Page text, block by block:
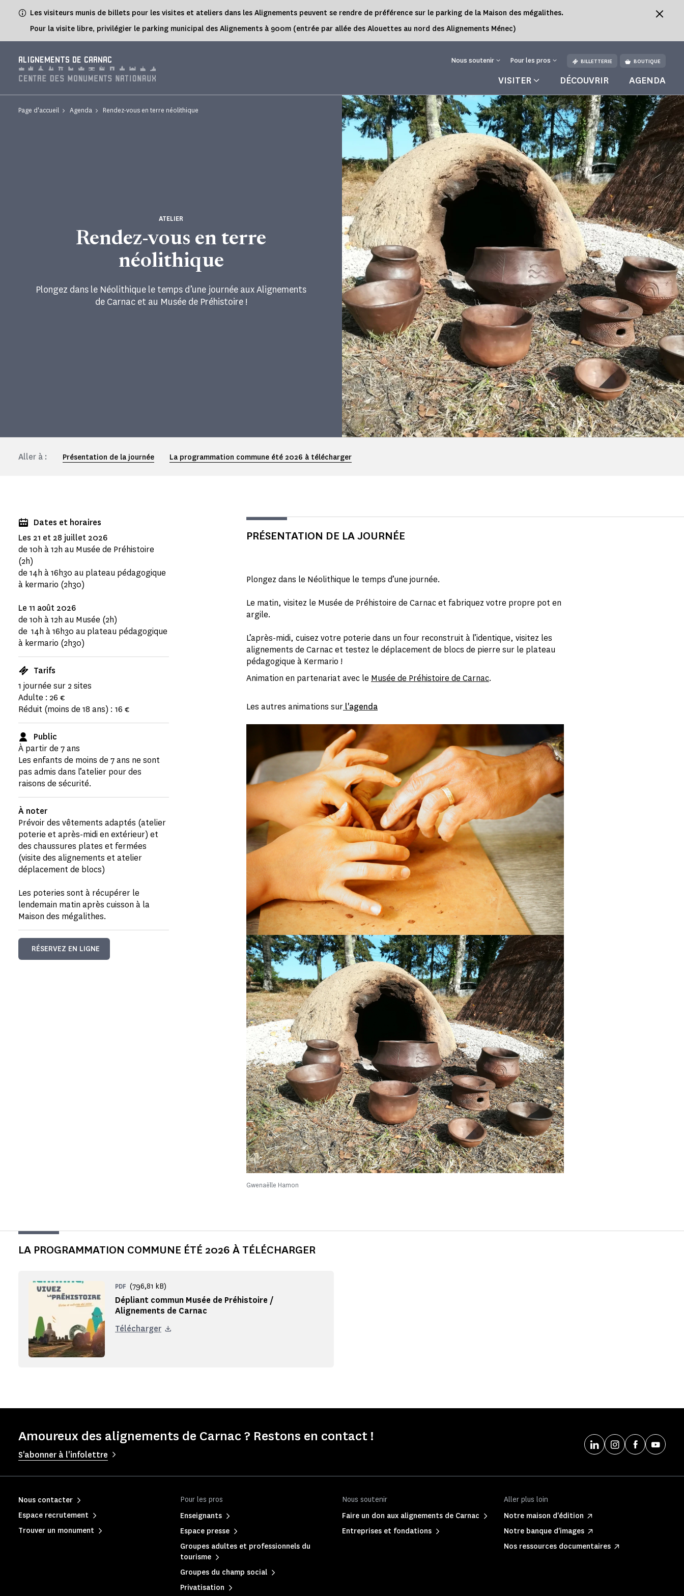
Les visiteurs munis de billets pour les visites et ateliers dans les Alignements peuvent se rendre de préférence sur le parking de la Maison des mégalithes.
Pour la visite libre, privilégier le parking municipal des Alignements à 900m (entrée par allée des Alouettes au nord des Alignements Ménec)
ALIGNEMENTS DE CARNAC Nous soutenir Pour les pros BILLETTERIE BOUTIQUE
VISITER DÉCOUVRIR AGENDA
Page d'accueil Agenda Rendez-vous en terre néolithique
Rendez-vous en terre
néolithique
ATELIER
Plongez dans le Néolithique le temps d’une journée aux Alignements
de Carnac et au Musée de Préhistoire !
Aller à : Présentation de la journée La programmation commune été 2026 à télécharger
Dates et horaires
Les 21 et 28 juillet 2026
de 10h à 12h au Musée de Préhistoire
(2h)
de 14h à 16h30 au plateau pédagogique
à kermario (2h30)
Le 11 août 2026
de 10h à 12h au Musée (2h)
de 14h à 16h30 au plateau pédagogique
à kermario (2h30)
Tarifs
1 journée sur 2 sites
Adulte : 26 €
Réduit (moins de 18 ans) : 16 €
Public
À partir de 7 ans
Les enfants de moins de 7 ans ne sont
pas admis dans l’atelier pour des
raisons de sécurité.
À noter
Prévoir des vêtements adaptés (atelier
poterie et après-midi en extérieur) et
des chaussures plates et fermées
(visite des alignements et atelier
déplacement de blocs)
Les poteries sont à récupérer le
lendemain matin après cuisson à la
Maison des mégalithes.
RÉSERVEZ EN LIGNE
PRÉSENTATION DE LA JOURNÉE
Plongez dans le Néolithique le temps d’une journée.
Le matin, visitez le Musée de Préhistoire de Carnac et fabriquez votre propre pot en
argile.
L’après-midi, cuisez votre poterie dans un four reconstruit à l’identique, visitez les
alignements de Carnac et testez le déplacement de blocs de pierre sur le plateau
pédagogique à Kermario !
Animation en partenariat avec le Musée de Préhistoire de Carnac.
Les autres animations sur l'agenda
Gwenaëlle Hamon
LA PROGRAMMATION COMMUNE ÉTÉ 2026 À TÉLÉCHARGER
Dépliant commun Musée de Préhistoire /
Alignements de Carnac
PDF (796,81 kB)
Télécharger
Amoureux des alignements de Carnac ? Restons en contact !
S'abonner à l'infolettre
Pour les pros
Enseignants
Espace presse
Groupes adultes et professionnels du
tourisme
Groupes du champ social
Privatisation
Nous soutenir
Faire un don aux alignements de Carnac
Entreprises et fondations
Aller plus loin
Notre maison d'édition
Notre banque d'images
Nos ressources documentaires
Nous contacter
Espace recrutement
Trouver un monument